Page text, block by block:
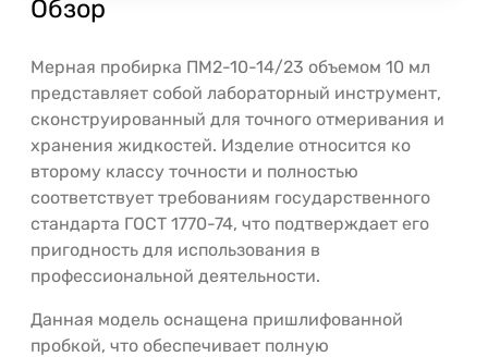
Обзор
Мерная пробирка ПМ2-10-14/23 объемом 10 мл
представляет собой лабораторный инструмент,
сконструированный для точного отмеривания и
хранения жидкостей. Изделие относится ко
второму классу точности и полностью
соответствует требованиям государственного
стандарта ГОСТ 1770-74, что подтверждает его
пригодность для использования в
профессиональной деятельности.
Данная модель оснащена пришлифованной
пробкой, что обеспечивает полную